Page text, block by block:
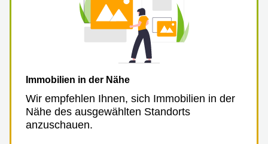
Immobilien in der Nähe
Wir empfehlen Ihnen, sich Immobilien in der
Nähe des ausgewählten Standorts
anzuschauen.